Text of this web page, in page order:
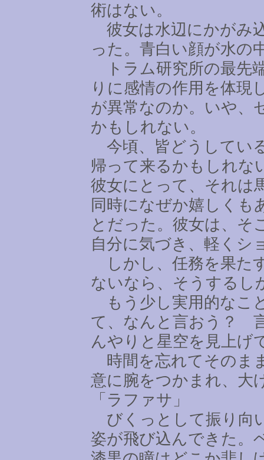
術はない。
彼女は水辺にかがみ
った。青白い顔が水の
トラム研究所の最先
りに感情の作用を体現
が異常なのか。いや、
かもしれない。
今頃、皆どうしてい
帰って来るかもしれな
彼女にとって、それは
同時になぜか嬉しくも
とだった。彼女は、そ
自分に気づき、軽くシ
しかし、任務を果た
ないなら、そうするし
もう少し実用的なこ
て、なんと言おう？
んやりと星空を見上げ
時間を忘れてそのま
意に腕をつかまれ、大
「ラファサ」
びくっとして振り向
姿が飛び込んできた。